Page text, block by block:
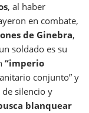
, al haber
en combate,
de Ginebra,
soldado es su
“imperio
conjunto” y
silencio y
blanquear